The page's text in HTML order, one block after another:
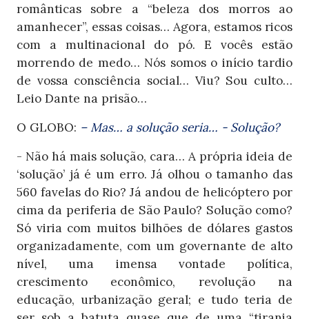
românticas sobre a “beleza dos morros ao
amanhecer”, essas coisas… Agora, estamos ricos
com a multinacional do pó. E vocês estão
morrendo de medo… Nós somos o início tardio
de vossa consciência social… Viu? Sou culto…
Leio Dante na prisão…
O GLOBO: – Mas… a solução seria… - Solução?
- Não há mais solução, cara… A própria ideia de
‘solução’ já é um erro. Já olhou o tamanho das
560 favelas do Rio? Já andou de helicóptero por
cima da periferia de São Paulo? Solução como?
Só viria com muitos bilhões de dólares gastos
organizadamente, com um governante de alto
nível, uma imensa vontade política,
crescimento econômico, revolução na
educação, urbanização geral; e tudo teria de